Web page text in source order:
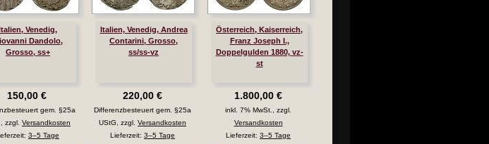
Italien, Venedig,
Dandolo,
Grosso, ss+
150,00 €
gem. §25a
zzgl. Versandkosten
3–5 Tage
Italien, Venedig, Andrea
Contarini, Grosso,
ss/ss-vz
220,00 €
Differenzbesteuert gem. §25a
UStG, zzgl. Versandkosten
Lieferzeit: 3–5 Tage
Österreich, Kaiserreich,
Franz Joseph I.,
Doppelgulden 1880, vz-
st
1.800,00 €
inkl. 7% MwSt., zzgl.
Versandkosten
Lieferzeit: 3–5 Tage